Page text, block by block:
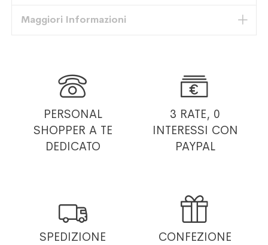
Maggiori Informazioni

PERSONAL
SHOPPER A TE
DEDICATO

3 RATE, 0
INTERESSI CON
PAYPAL

SPEDIZIONE

CONFEZIONE